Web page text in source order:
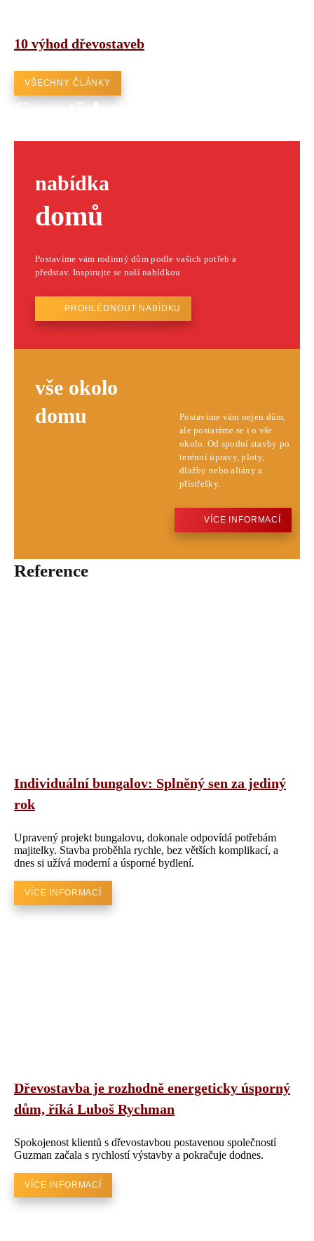
10 výhod dřevostaveb
VŠECHNY ČLÁNKY
Co potřebujete postavit?
nabídka
domů
Postavíme vám rodinný dům podle vašich potřeb a
představ. Inspirujte se naší nabídkou
PROHLÉDNOUT NABÍDKU
vše okolo
domu
Postavíme vám nejen dům,
ale postaráme se i o vše
okolo. Od spodní stavby po
terénní úpravy, ploty,
dlažby nebo altány a
přístřešky.
VÍCE INFORMACÍ
Reference
Individuální bungalov: Splněný sen za jediný
rok
Upravený projekt bungalovu, dokonale odpovídá potřebám
majitelky. Stavba proběhla rychle, bez větších komplikací, a
dnes si užívá moderní a úsporné bydlení.
VÍCE INFORMACÍ
Dřevostavba je rozhodně energeticky úsporný
dům, říká Luboš Rychman
Spokojenost klientů s dřevostavbou postavenou společností
Guzman začala s rychlostí výstavby a pokračuje dodnes.
VÍCE INFORMACÍ